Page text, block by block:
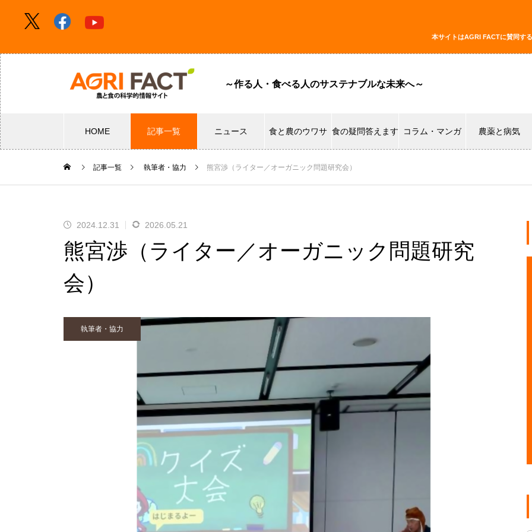
本サイトはAGRI FACTに賛同す
～作る人・食べる人のサステナブルな未来へ～
HOME 記事一覧 ニュース 食と農のウワサ 食の疑問答えます コラム・マンガ 農薬と病気
記事一覧 執筆者・協力 熊宮渉（ライター／オーガニック問題研究会）
2024.12.31 2026.05.21
熊宮渉（ライター／オーガニック問題研究
会）
執筆者・協力